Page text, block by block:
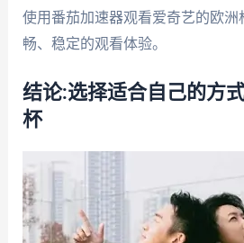
使用番茄加速器观看爱奇艺的欧洲
畅、稳定的观看体验。
结论:选择适合自己的方
杯